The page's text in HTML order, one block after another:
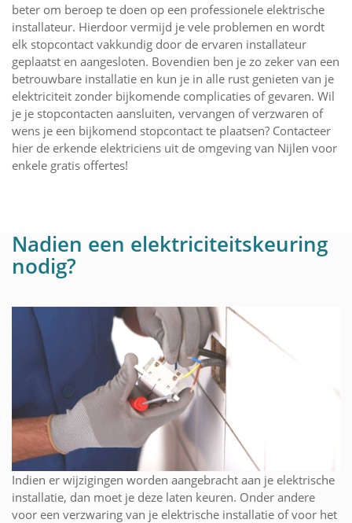
beter om beroep te doen op een professionele elektrische
installateur. Hierdoor vermijd je vele problemen en wordt
elk stopcontact vakkundig door de ervaren installateur
geplaatst en aangesloten. Bovendien ben je zo zeker van een
betrouwbare installatie en kun je in alle rust genieten van je
elektriciteit zonder bijkomende complicaties of gevaren. Wil
je je stopcontacten aansluiten, vervangen of verzwaren of
wens je een bijkomend stopcontact te plaatsen? Contacteer
hier de erkende elektriciens uit de omgeving van Nijlen voor
enkele gratis offertes!
Nadien een elektriciteitskeuring
nodig?
Indien er wijzigingen worden aangebracht aan je elektrische
installatie, dan moet je deze laten keuren. Onder andere
voor een verzwaring van je elektrische installatie of voor het